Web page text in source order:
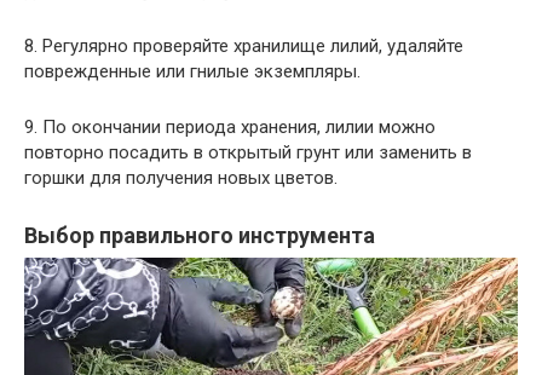
8. Регулярно проверяйте хранилище лилий, удаляйте
поврежденные или гнилые экземпляры.
9. По окончании периода хранения, лилии можно
повторно посадить в открытый грунт или заменить в
горшки для получения новых цветов.
Выбор правильного инструмента